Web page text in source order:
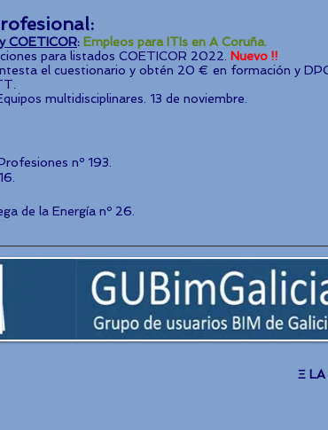
COETICOR: Empleos para ITIs en A Coruña.
para listados COETICOR 2022. Nuevo !!
el cuestionario y obtén 20 € en formación y
multidisciplinares. 13 de noviembre.
nº 193.
de la Energía nº 26.
Ξ LA